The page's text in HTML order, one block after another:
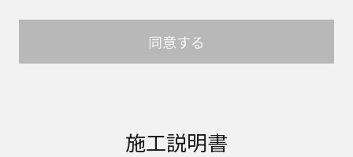
めご了承ください。
本ウェブサイトに公開されている取扱説明書の対
象商品が生産中止などの理由でご購入できない場
のお取り扱いについて。パナソニック株式会社お
同意する
施工説明書